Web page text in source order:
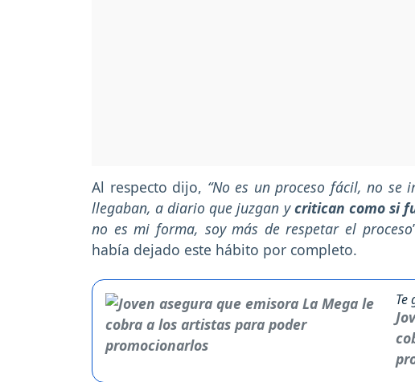
Al respecto dijo, “No es un proceso fácil, no se
llegaban, a diario que juzgan ycritican como si
no es mi forma, soy más de respetar el proceso
había dejado este hábito por completo.
Te